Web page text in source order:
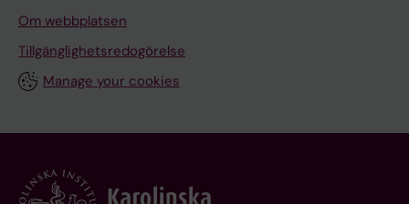
Om webbplatsen
Tillgänglighetsredogörelse
Manage your cookies